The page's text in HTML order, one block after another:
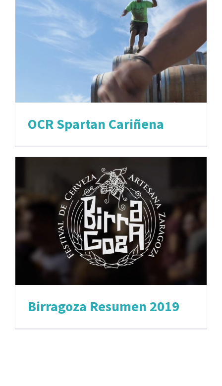
OCR Spartan Cariñena
Birragoza Resumen 2019